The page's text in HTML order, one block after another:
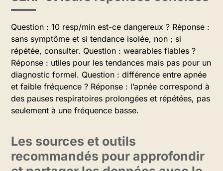
Question : 10 resp/min est-ce dangereux ? Réponse :
sans symptôme et si tendance isolée, non ; si
répétée, consulter. Question : wearables fiables ?
Réponse : utiles pour les tendances mais pas pour un
diagnostic formel. Question : différence entre apnée
et faible fréquence ? Réponse : l’apnée correspond à
des pauses respiratoires prolongées et répétées, pas
seulement à une fréquence basse.
Les sources et outils
recommandés pour approfondir